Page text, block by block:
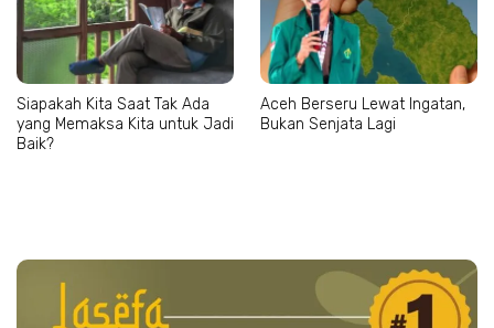
Siapakah Kita Saat Tak Ada
yang Memaksa Kita untuk Jadi
Baik?
Aceh Berseru Lewat Ingatan,
Bukan Senjata Lagi